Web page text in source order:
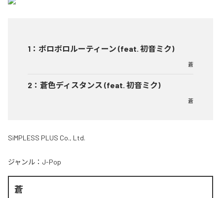
1 ： ボロボロルーティーン (feat. 初音ミク)
蒼
2 ： 蒼色ディスタンス (feat. 初音ミク)
蒼
SiMPLESS PLUS Co., Ltd.
ジャンル： J-Pop
蒼